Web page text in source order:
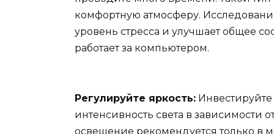
комфортную атмосферу.
уровень стресса и улучшает общее
работает за компьютером.
Регулируйте яркость:
интенсивность света в зависимости
освещение рекомендуется только в